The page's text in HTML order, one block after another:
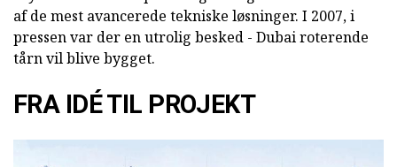
af de mest avancerede tekniske løsninger. I 2007, i
pressen var der en utrolig besked - Dubai roterende
tårn vil blive bygget.
FRA IDÉ TIL PROJEKT